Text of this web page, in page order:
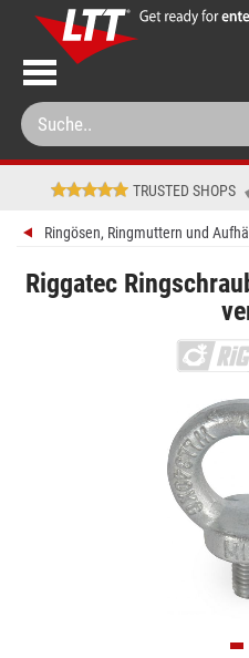
TRUSTED SHOPS
Ringösen, Ringmuttern und
Riggatec